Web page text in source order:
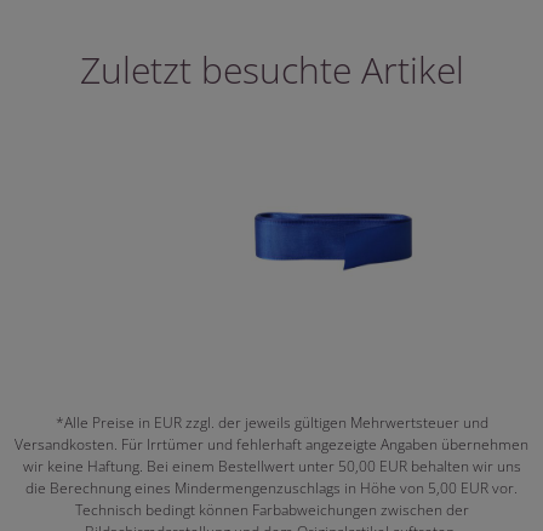
Zuletzt besuchte Artikel
*Alle Preise in EUR zzgl. der jeweils gültigen Mehrwertsteuer und
Versandkosten. Für Irrtümer und fehlerhaft angezeigte Angaben übernehmen
wir keine Haftung. Bei einem Bestellwert unter 50,00 EUR behalten wir uns
die Berechnung eines Mindermengenzuschlags in Höhe von 5,00 EUR vor.
Technisch bedingt können Farbabweichungen zwischen der